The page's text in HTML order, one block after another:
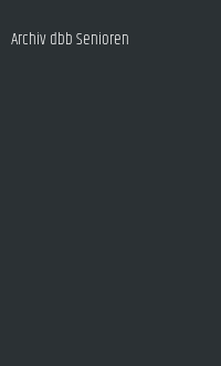
Archiv dbb Senioren